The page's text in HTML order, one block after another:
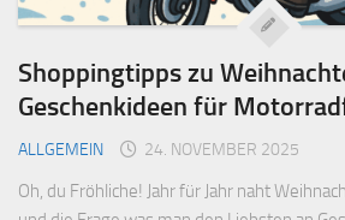
Shoppingtipps zu
Geschenkideen für
ALLGEMEIN 24. NOVEMBER 2025
Oh, du Fröhliche! Jahr für Jahr naht